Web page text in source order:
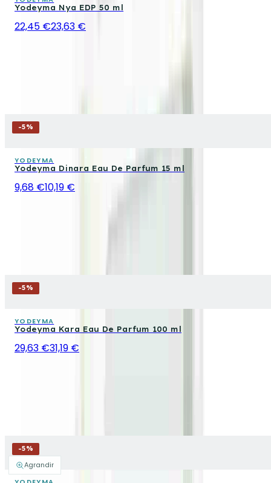
Agrandir
Yodeyma Nya EDP 50 ml
22,45 €23,63 €
-5%
YODEYMA
Yodeyma Dinara Eau De Parfum 15 ml
9,68 €10,19 €
-5%
YODEYMA
Yodeyma Kara Eau De Parfum 100 ml
29,63 €31,19 €
-5%